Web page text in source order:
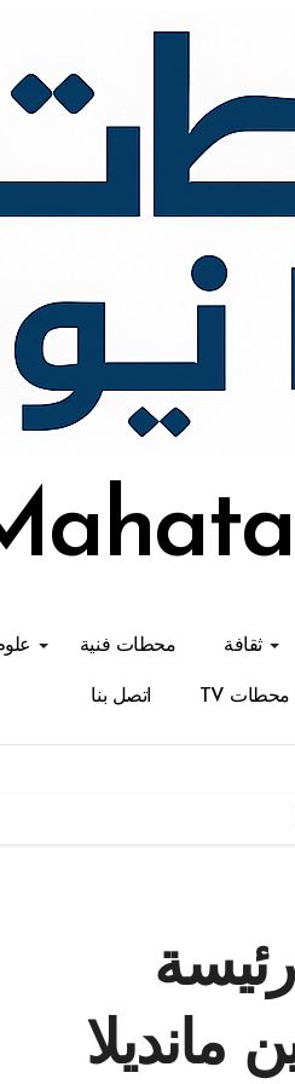
ثقافة محطات فنية
محطات TV اتصل بنا
مانديلا